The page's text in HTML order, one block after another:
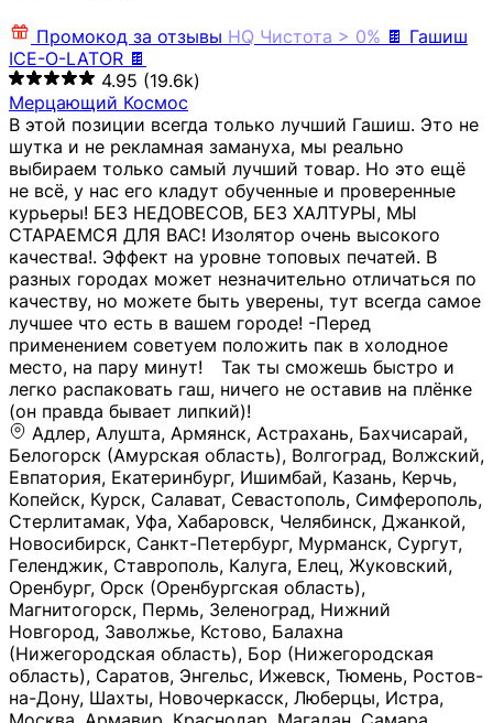
Промокод за отзывы HQ Чистота > 0% 🍫 Гашиш
ICE-O-LATOR 🍫
4.95 (19.6k)
Мерцающий Космос
В этой позиции всегда только лучший Гашиш. Это не
шутка и не рекламная замануха, мы реально
выбираем только самый лучший товар. Но это ещё
не всё, у нас его кладут обученные и проверенные
курьеры! БЕЗ НЕДОВЕСОВ, БЕЗ ХАЛТУРЫ, МЫ
СТАРАЕМСЯ ДЛЯ ВАС! Изолятор очень высокого
качества!. Эффект на уровне топовых печатей. В
разных городах может незначительно отличаться по
качеству, но можете быть уверены, тут всегда самое
лучшее что есть в вашем городе! -Перед
применением советуем положить пак в холодное
место, на пару минут!⠀ Так ты сможешь быстро и
легко распаковать гаш, ничего не оставив на плёнке
(он правда бывает липкий)!
Адлер, Алушта, Армянск, Астрахань, Бахчисарай,
Белогорск (Амурская область), Волгоград, Волжский,
Евпатория, Екатеринбург, Ишимбай, Казань, Керчь,
Копейск, Курск, Салават, Севастополь, Симферополь,
Стерлитамак, Уфа, Хабаровск, Челябинск, Джанкой,
Новосибирск, Санкт-Петербург, Мурманск, Сургут,
Геленджик, Ставрополь, Калуга, Елец, Жуковский,
Оренбург, Орск (Оренбургская область),
Магнитогорск, Пермь, Зеленоград, Нижний
Новгород, Заволжье, Кстово, Балахна
(Нижегородская область), Бор (Нижегородская
область), Саратов, Энгельс, Ижевск, Тюмень, Ростов-
на-Дону, Шахты, Новочеркасск, Люберцы, Истра,